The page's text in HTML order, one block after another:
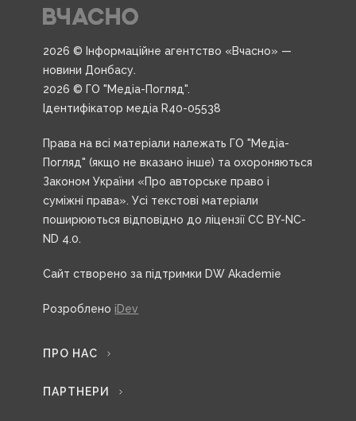
2026 © Інформаційне агентство «Вчасно» —
новини Донбасу.
2026 © ГО "Медіа-Погляд".
Ідентифікатор медіа R40-05538
Права на всі матеріали належать ГО "Медіа-
Погляд" (якщо не вказано інше) та охороняються
Законом України «Про авторське право і
суміжні права». Усі текстові матеріали
поширюються відповідно до ліцензії CC BY-NC-
ND 4.0.
Сайт створено за підтримки DW Akademie
Розроблено iDev
ПРО НАС
ПАРТНЕРИ